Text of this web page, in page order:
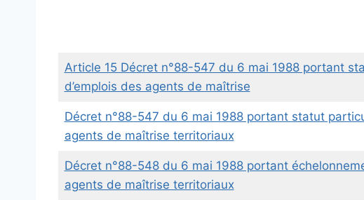
Article 15 Décret n°88-547 du 6 mai 1988 portant
d’emplois des agents de maîtrise
Décret n°88-547 du 6 mai 1988 portant statut
agents de maîtrise territoriaux
Décret n°88-548 du 6 mai 1988 portant
agents de maîtrise territoriaux